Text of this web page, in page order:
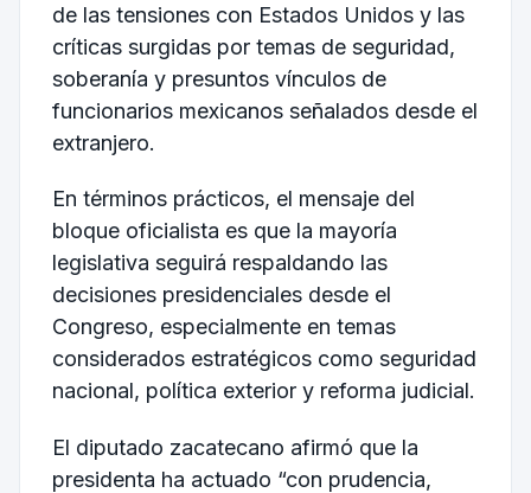
de las tensiones con Estados Unidos y las
críticas surgidas por temas de seguridad,
soberanía y presuntos vínculos de
funcionarios mexicanos señalados desde el
extranjero.
En términos prácticos, el mensaje del
bloque oficialista es que la mayoría
legislativa seguirá respaldando las
decisiones presidenciales desde el
Congreso, especialmente en temas
considerados estratégicos como seguridad
nacional, política exterior y reforma judicial.
El diputado zacatecano afirmó que la
presidenta ha actuado “con prudencia,